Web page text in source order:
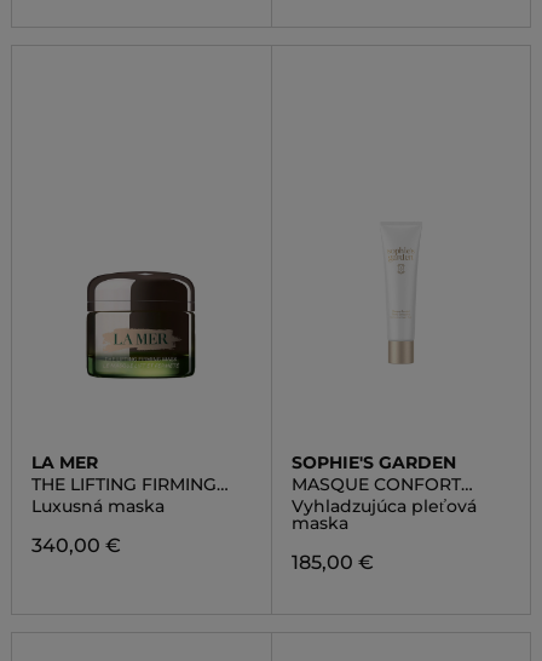
LA MER
THE LIFTING FIRMING
MASK
Luxusná maska
340,00 €
SOPHIE'S GARDEN
MASQUE CONFORT
PHYTO CELLULAIRE
Vyhladzujúca pleťová
maska
185,00 €